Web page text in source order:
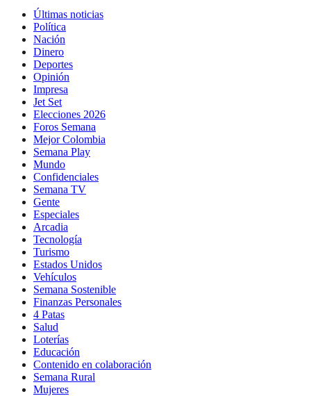
Últimas noticias
Política
Nación
Dinero
Deportes
Opinión
Impresa
Jet Set
Elecciones 2026
Foros Semana
Mejor Colombia
Semana Play
Mundo
Confidenciales
Semana TV
Gente
Especiales
Arcadia
Tecnología
Turismo
Estados Unidos
Vehículos
Semana Sostenible
Finanzas Personales
4 Patas
Salud
Loterías
Educación
Contenido en colaboración
Semana Rural
Mujeres